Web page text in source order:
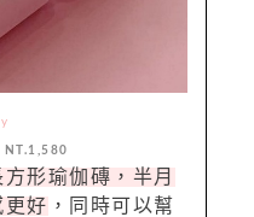
NT.1,580
形瑜伽磚，半月
更好 ，同時可以幫